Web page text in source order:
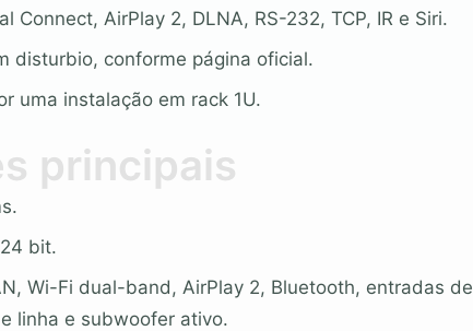
Connect, AirPlay 2, DLNA, RS-232, TCP, IR e Siri.
disturbio, conforme página oficial.
uma instalação em rack 1U.
principais
bit.
Wi-Fi dual-band, AirPlay 2, Bluetooth, entradas de
linha e subwoofer ativo.